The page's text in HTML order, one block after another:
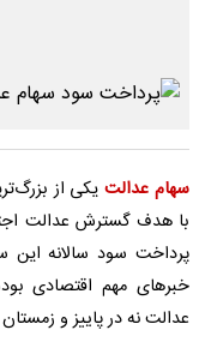
سهام عدالتیکی از
با هدف گسترش عدالت
پرداخت سود سالانه این
خبرهای مهم اقتصادی
عدالت نه در پاییز و